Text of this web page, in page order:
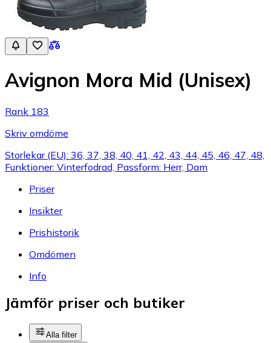
Avignon Mora Mid (Unisex)
Rank 183
Skriv omdöme
Storlekar (EU): 36, 37, 38, 40, 41, 42, 43, 44, 45, 46, 47, 48,
Funktioner: Vinterfodrad, Passform: Herr, Dam
Priser
Insikter
Prishistorik
Omdömen
Info
Jämför priser och butiker
Alla filter